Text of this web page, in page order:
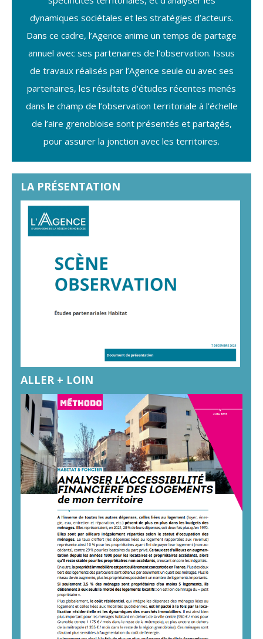
dynamiques sociétales et les stratégies d’acteurs.
Dans ce cadre, l’Agence anime un temps de partage
annuel avec ses partenaires de l’observation. Issus
de travaux réalisés par l’Agence seule ou avec ses
partenaires, les résultats d'études récentes menés
dans le champ de l’observation territoriale à l’échelle
de l’aire grenobloise sont présentés et partagés,
pour assurer la jonction avec les territoires.
LA PRÉSENTATION
ALLER + LOIN